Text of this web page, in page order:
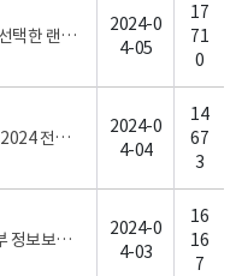
50만 이상의 사용자가 선택한 랜섬웨어 보안제품, 화이트디펜더
2024-0
4-05
17
71
0
화이트디펜더 eGISEC 2024 전시회 생생한 참여 현장 소식!
2024-0
4-04
14
67
3
화이트디펜더, 전자정부 정보보호 솔루션 페어 eGISEC 2024 랜섬웨어 보안 소개
2024-0
4-03
16
16
7